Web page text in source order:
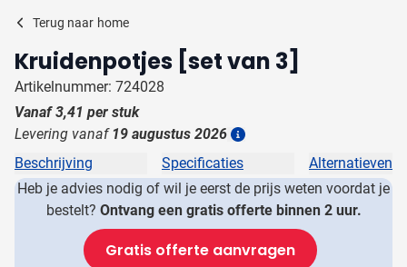
Terug naar home
Kruidenpotjes [set van 3]
Artikelnummer: 724028
Vanaf3,41 per stuk
Levering vanaf 19 augustus 2026
Beschrijving Specificaties
Alternatieven
Heb je advies nodig of wil je eerst de prijs weten voordat je
bestelt? Ontvang een gratis offerte binnen 2 uur.
Gratis offerte aanvragen